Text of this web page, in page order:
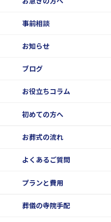
事前相談
お知らせ
ブログ
お役立ちコラム
初めての方へ
お葬式の流れ
よくあるご質問
プランと費用
葬儀の寺院手配